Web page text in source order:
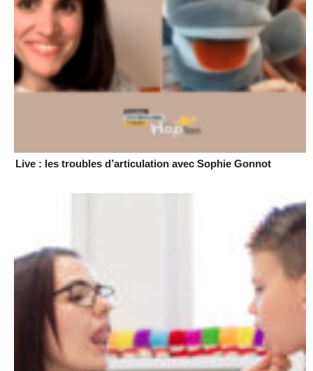
Live : les troubles d’articulation avec Sophie Gonnot